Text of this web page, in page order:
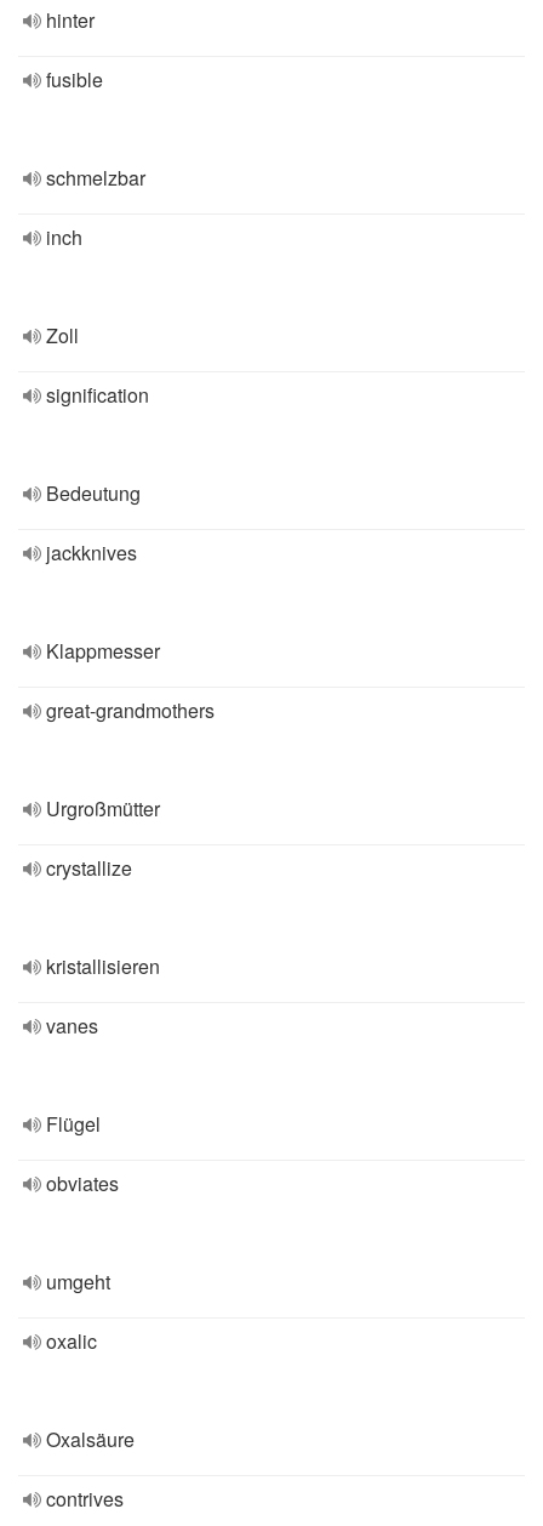
hinter
fusible
schmelzbar
inch
Zoll
signification
Bedeutung
jackknives
Klappmesser
great-grandmothers
Urgroßmütter
crystallize
kristallisieren
vanes
Flügel
obviates
umgeht
oxalic
Oxalsäure
contrives